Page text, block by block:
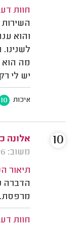
חוות
והוא
מה הוא
יש לי
איכות 10
אלונה
משוב: 30/06/2026
תיאור
מרפסת.
חוות
10